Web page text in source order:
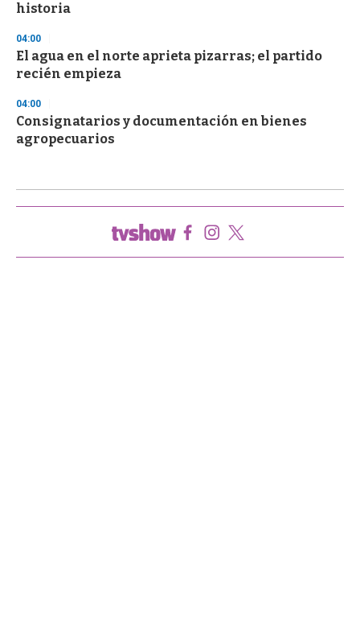
historia
04:00
El agua en el norte aprieta pizarras; el partido
recién empieza
04:00
Consignatarios y documentación en bienes
agropecuarios